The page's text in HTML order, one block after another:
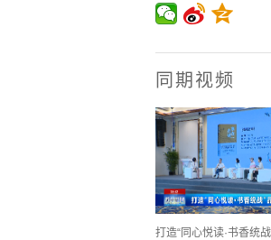
同期视频
打造“同心悦读·书香统